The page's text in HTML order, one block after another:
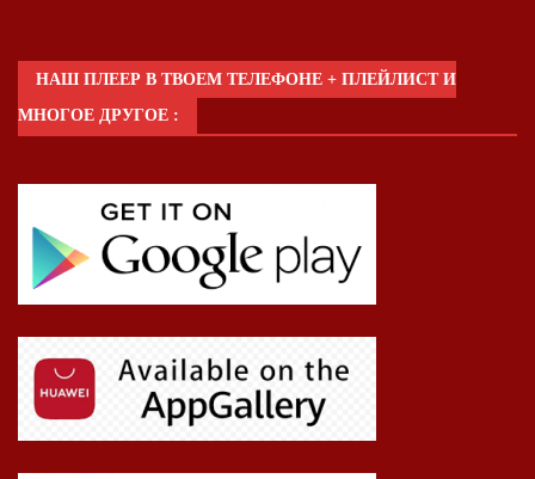
НАШ ПЛЕЕР В ТВОЕМ ТЕЛЕФОНЕ + ПЛЕЙЛИСТ И
МНОГОЕ ДРУГОЕ :